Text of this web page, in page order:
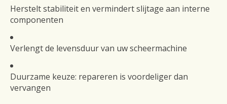
Herstelt stabiliteit en vermindert slijtage aan interne
componenten
Verlengt de levensduur van uw scheermachine
Duurzame keuze: repareren is voordeliger dan
vervangen